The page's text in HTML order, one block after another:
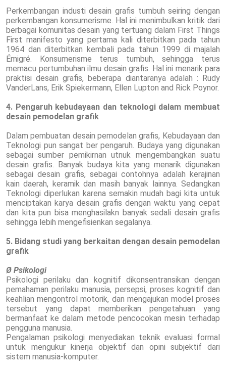
Perkembangan industi desain grafis tumbuh seiring dengan
perkembangan konsumerisme. Hal ini menimbulkan kritik dari
berbagai komunitas desain yang tertuang dalam First Things
First manifesto yang pertama kali diterbitkan pada tahun
1964 dan diterbitkan kembali pada tahun 1999 di majalah
Émigré. Konsumerisme terus tumbuh, sehingga terus
memacu pertumbuhan ilmu desain grafis. Hal ini menarik para
praktisi desain grafis, beberapa diantaranya adalah : Rudy
VanderLans, Erik Spiekermann, Ellen Lupton and Rick Poynor.
4. Pengaruh kebudayaan dan teknologi dalam membuat
desain pemodelan grafik
Dalam pembuatan desain pemodelan grafis, Kebudayaan dan
Teknologi pun sangat ber pengaruh. Budaya yang digunakan
sebagai sumber pemikirnan utnuk mengembangkan suatu
desain grafis. Banyak budaya kita yang menarik digunakan
sebagai desain grafis, sebagai contohnya adalah kerajinan
kain daerah, keramik dan masih banyak lainnya. Sedangkan
Teknologi diperlukan karena semakin mudah bagi kita untuk
menciptakan karya desain grafis dengan waktu yang cepat
dan kita pun bisa menghasilakn banyak sedali desain grafis
sehingga lebih mengefisienkan segalanya.
5. Bidang studi yang berkaitan dengan desain pemodelan
grafik
Ø Psikologi
Psikologi perilaku dan kognitif dikonsentransikan dengan
pemahaman perilaku manusia, persepsi, proses kognitif dan
keahlian mengontrol motorik, dan mengajukan model proses
tersebut yang dapat memberikan pengetahuan yang
bermanfaat ke dalam metode pencocokan mesin terhadap
pengguna manusia.
Pengalaman psikologi menyediakan teknik evaluasi formal
untuk mengukur kinerja objektif dan opini subjektif dari
sistem manusia-komputer.